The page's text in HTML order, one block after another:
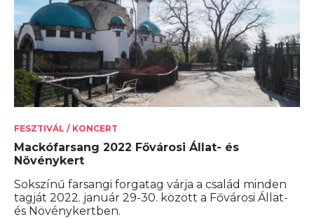
FESZTIVÁL / KONCERT
Mackófarsang 2022 Fővárosi Állat- és
Növénykert
Sokszínű farsangi forgatag várja a család minden
tagját 2022. január 29-30. között a Fővárosi Állat-
és Növénykertben.